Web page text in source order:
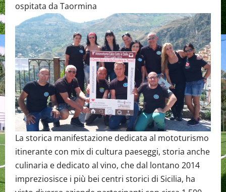
ospitata da Taormina
La storica manifestazione dedicata al mototurismo
itinerante con mix di cultura paeseggi, storia anche
culinaria e dedicato al vino, che dal lontano 2014
impreziosisce i più bei centri storici di Sicilia, ha